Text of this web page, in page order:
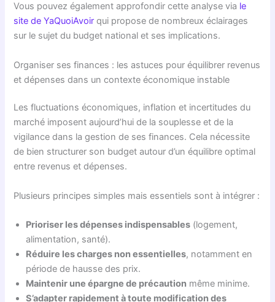
Vous pouvez également approfondir cette analyse via le
site de YaQuoiAvoir qui propose de nombreux éclairages
sur le sujet du budget national et ses implications.
Organiser ses finances : les astuces pour équilibrer revenus
et dépenses dans un contexte économique instable
Les fluctuations économiques, inflation et incertitudes du
marché imposent aujourd’hui de la souplesse et de la
vigilance dans la gestion de ses finances. Cela nécessite
de bien structurer son budget autour d’un équilibre optimal
entre revenus et dépenses.
Plusieurs principes simples mais essentiels sont à intégrer :
Prioriser les dépenses indispensables (logement,
alimentation, santé).
Réduire les charges non essentielles, notamment en
période de hausse des prix.
Maintenir une épargne de précaution même minime.
S’adapter rapidement à toute modification des